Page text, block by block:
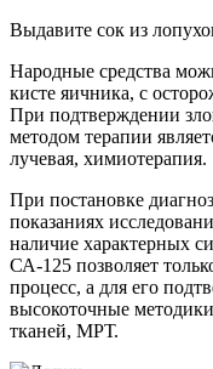
Выдавите сок из
Народные средства
кисте яичника, с
При подтверждении
методом терапии
лучевая, химиотерапия.
При постановке
показаниях
наличие характерных
СА-125 позволяет
процесс, а для его
высокоточные
тканей, МРТ.